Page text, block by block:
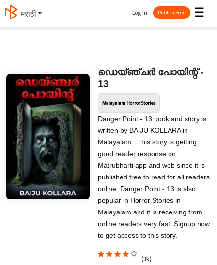
मराठी ☰
Log In Publish Free
ഡെയ്ഞ്ചർ പോയിന്റ് -
13
Malayalam Horror Stories
Danger Point - 13 book and story is
written by BAIJU KOLLARA in
Malayalam . This story is getting
good reader response on
Matrubharti app and web since it is
published free to read for all readers
online. Danger Point - 13 is also
popular in Horror Stories in
Malayalam and it is receiving from
online readers very fast. Signup now
to get access to this story.
(3k)